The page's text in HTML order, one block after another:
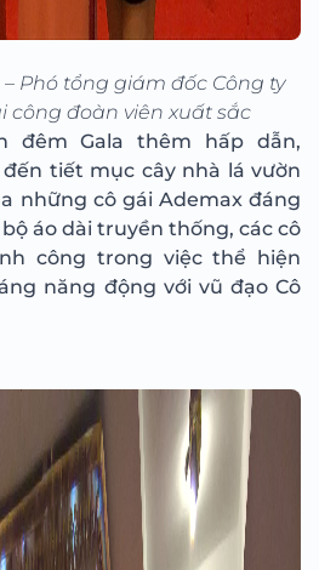
Phó tổng giám đốc Công ty
công đoàn viên xuất sắc
đêm Gala thêm hấp dẫn,
tiết mục cây nhà lá vườn
những cô gái Ademax đáng
áo dài truyền thống, các cô
công trong việc thể hiện
năng động với vũ đạo Cô